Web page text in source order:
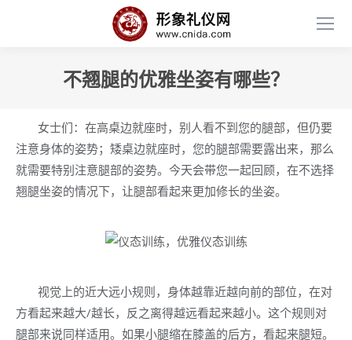
不翘腿的优雅坐姿有哪些？
女士们：在高桌边就座时，别人看不到您的腿部，但仍要
注意身体的姿势；矮桌边就座时，您的腿部需要露出来，那么
就需要特别注意腿部的姿势。今天会带您一起回顾，在不选择
翘腿坐姿的情况下，让腿部看起来更加修长的坐姿。
视觉上的近大远小规则，身体越靠近越向前的部位，在对
方看起来越大/越长，反之离得越远看起来越小。这个规则对
腿部来说同样适用。如果小腿缩在膝盖的后方，看起来腿短。